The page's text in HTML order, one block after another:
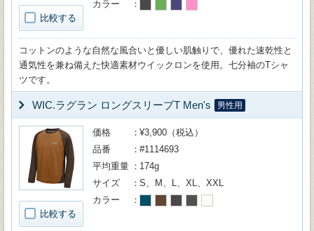
比較する
カラー
コットンのような自然な風合いと優しい肌触りで、優れた速乾性と
通気性を兼ね備えた快適素材ウイックロンを使用。七分袖のTシャ
ツです。
WIC.ラグラン ロングスリーブT Men's 男性用
比較する
価格
¥3,900（税込）
品番
#1114693
平均重量
174g
サイズ
S、M、L、XL、XXL
カラー